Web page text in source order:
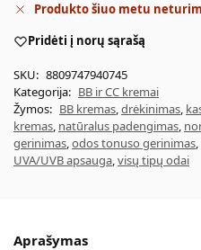
Produkto šiuo metu
Pridėti į norų sąrašą
SKU: 8809747940745
Kategorija: BB ir CC kremai
Žymos: BB kremas,drėkinimas,
kremas, natūralus padengimas,
gerinimas,odos tonuso gerinimas,
UVA/UVB apsauga,visų tipų odai
Aprašymas